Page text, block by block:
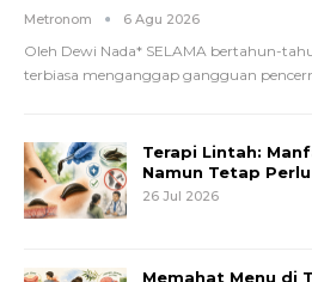
Metronom 6 Agu 2026
Oleh Dewi Nada* SELAMA bertahun-
terbiasa menganggap gangguan
Terapi Lintah:
Namun Tetap
26 Jul 2026
Memahat Menu di